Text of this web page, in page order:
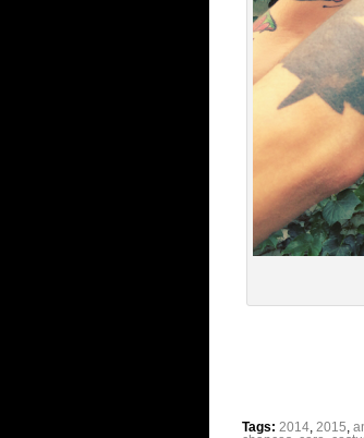
Tags: 2014, 2015,